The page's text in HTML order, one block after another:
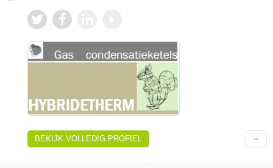
BEKIJK VOLLEDIG PROFIEL